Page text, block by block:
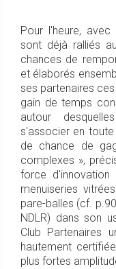
Pour l'heure,
sont déjà ralliés
chances de
et élaborés
ses partenaires
gain de temps
autour
s'associer en
de chance de
complexes »,
force
menuiseries
pare-balles (cf.
NDLR) dans son
Club Partenaires
hautement
plus fortes